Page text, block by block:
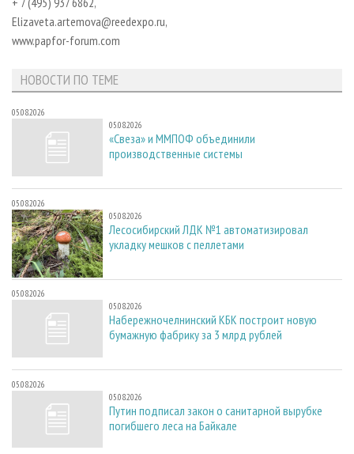
СУШКА ДРЕВЕСИНЫ
ПРОИЗВОДСТВО ДРЕВЕСНЫХ ПЛИТ
ПРОИЗВОДСТВО МЕБЕЛИ
БИОЭНЕРГЕТИКА
ЦБП
ИНСТРУМЕНТ И МАТЕРИАЛЫ
ПЕРСОНЫ
МОБИЛЬНЫЕ ВЫСТАВКИ
ОФИЦИАЛЬНЫЕ ДЕЛЕГАЦИИ
ПРИОРИТЕТНЫЕ ИНВЕСТПРОЕКТЫ
RUSSIAN FORESTRY REVIEW
ГАЗЕТА ЛЕСПРОМФОРУМ
БИБЛИОТЕКА СПЕЦИАЛИСТА
КОНТАКТЫ
РЕКЛАМА
РЕКЛАМА НА САЙТЕ
Elizaveta.artemova@reedexpo.ru,
www.papfor-forum.com
НОВОСТИ ПО ТЕМЕ
05.08.2026
05.08.2026
«Свеза» и ММПОФ объединили
производственные системы
05.08.2026
05.08.2026
Лесосибирский ЛДК №1 автоматизировал
укладку мешков с пеллетами
05.08.2026
05.08.2026
Набережночелнинский КБК построит новую
бумажную фабрику за 3 млрд рублей
05.08.2026
05.08.2026
Путин подписал закон о санитарной вырубке
погибшего леса на Байкале